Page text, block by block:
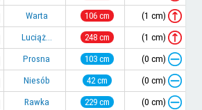
Warta 106 cm (1 cm)
Luciąż... 248 cm (1 cm)
Prosna 103 cm (0 cm)
Niesób 42 cm (0 cm)
Rawka 229 cm (0 cm)